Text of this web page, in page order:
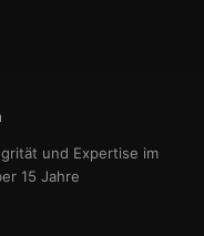
und Expertise im
15 Jahre